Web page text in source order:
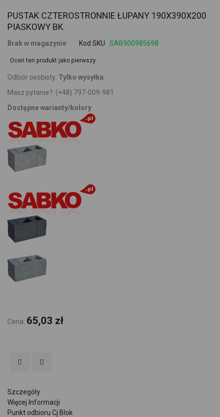
PUSTAK CZTEROSTRONNIE ŁUPANY 190X390X200
PIASKOWY BK
Brak w magazynie Kod SKU SAB900985698
Oceń ten produkt jako pierwszy
Odbiór osobisty: Tylko wysyłka
Masz pytanie?: (+48) 797-009-981
Dostępne warianty/kolory
Cena: 65,03 zł
Szczegóły
Więcej Informacji
Punkt odbioru Cj Blok